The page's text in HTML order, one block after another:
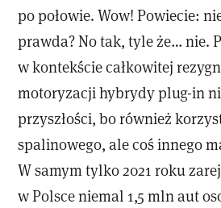
po połowie. Wow! Powiecie:
prawda? No tak, tyle że… nie.
w kontekście całkowitej
motoryzacji hybrydy plug-in
przyszłości, bo również
spalinowego, ale coś innego
W samym tylko 2021 roku
w Polsce niemal 1,5 mln aut